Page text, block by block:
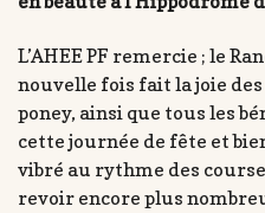
L’AHEE PF remercie ; le
nouvelle fois fait la joie
poney, ainsi que tous les
cette journée de fête et
vibré au rythme des
revoir encore plus